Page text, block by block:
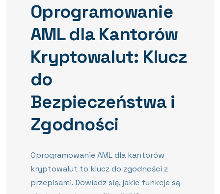
Oprogramowanie
AML dla Kantorów
Kryptowalut: Klucz
do
Bezpieczeństwa i
Zgodności
Oprogramowanie AML dla kantorów
kryptowalut to klucz do zgodności z
przepisami. Dowiedz się, jakie funkcje są